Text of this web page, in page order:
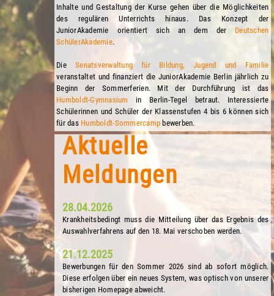
Inhalte und Gestaltung der Kurse gehen über die Möglichkeiten
des regulären Unterrichts hinaus. Das Konzept der
JuniorAkademie orientiert sich an dem der Deutschen
SchülerAkademie.
Die Senatsverwaltung für Bildung, Jugend und Familie
veranstaltet und finanziert die JuniorAkademie Berlin jährlich zu
Beginn der Sommerferien. Mit der Durchführung ist das
Humboldt-Gymnasium
in Berlin-Tegel betraut. Interessierte
Schülerinnen und Schüler der Klassenstufen 4 bis 6 können sich
für das Humboldt-Sommercamp bewerben.
Aktuelle
Meldungen
28.04.2026
Krankheitsbedingt muss die Mitteilung über das Ergebnis des
Auswahlverfahrens auf den 18. Mai verschoben werden.
21.12.2025
Bewerbungen für den Sommer 2026 sind ab sofort möglich.
Diese erfolgen über ein neues System, was optisch von unserer
bisherigen Homepage abweicht.